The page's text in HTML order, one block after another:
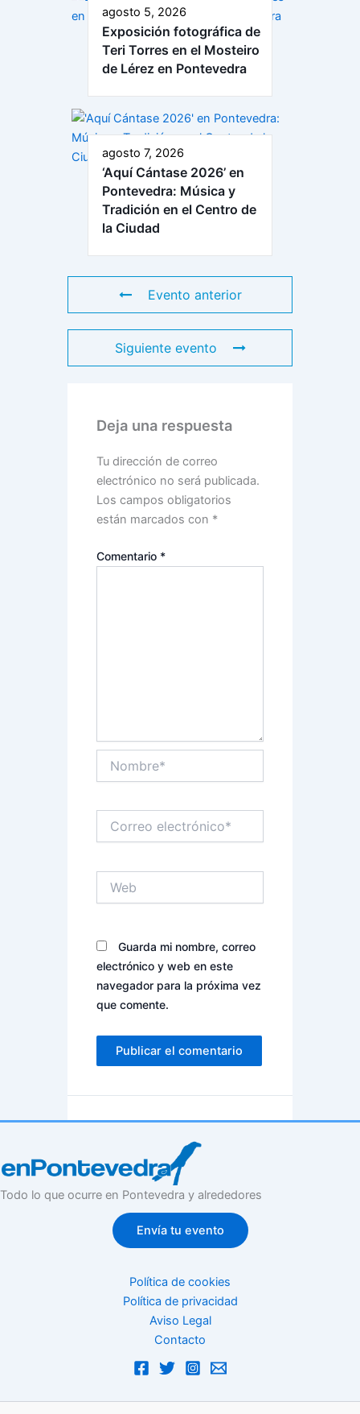
agosto 5, 2026
Exposición fotográfica de
Teri Torres en el Mosteiro
de Lérez en Pontevedra
agosto 7, 2026
‘Aquí Cántase 2026’ en
Pontevedra: Música y
Tradición en el Centro de
la Ciudad
Evento anterior
Siguiente evento
Deja una respuesta
Tu dirección de correo
electrónico no será publicada.
Los campos obligatorios
están marcados con *
Comentario *
electrónico*
Guarda mi nombre, correo
electrónico y web en este
navegador para la próxima vez
que comente.
Todo lo que ocurre en Pontevedra y alrededores
Envía tu evento
Política de cookies
Política de privacidad
Aviso Legal
Contacto